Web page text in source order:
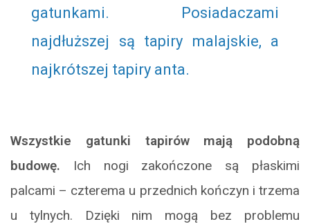
gatunkami. Posiadaczami
najdłuższej są tapiry malajskie, a
najkrótszej tapiry anta.
Wszystkie gatunki tapirów mają podobną
budowę. Ich nogi zakończone są płaskimi
palcami – czterema u przednich kończyn i trzema
u tylnych. Dzięki nim mogą bez problemu